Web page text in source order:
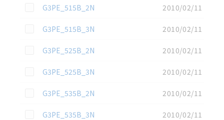
この資料を選択
G3PE_515B_2N
2010/02/11
この資料を選択
G3PE_515B_3N
2010/02/11
この資料を選択
G3PE_525B_2N
2010/02/11
この資料を選択
G3PE_525B_3N
2010/02/11
この資料を選択
G3PE_535B_2N
2010/02/11
この資料を選択
G3PE_535B_3N
2010/02/11